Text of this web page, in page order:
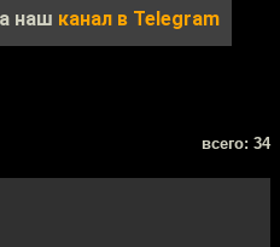
наш канал в Telegram
всего: 34